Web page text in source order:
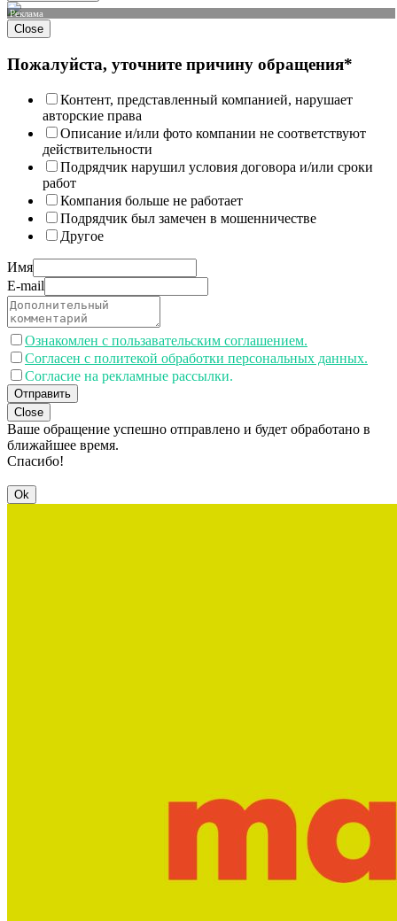
Реклама
Close
Пожалуйста, уточните причину обращения*
Контент, представленный компанией, нарушает
авторские права
Описание и/или фото компании не соответствуют
действительности
Подрядчик нарушил условия договора и/или сроки
работ
Компания больше не работает
Подрядчик был замечен в мошенничестве
Другое
Имя
E-mail
Ознакомлен с пользавательским соглашением.
Согласен с политекой обработки персональных данных.
Согласие на рекламные рассылки.
Отправить
Close
Ваше обращение успешно отправлено и будет обработано в
ближайшее время.
Спасибо!
Ok